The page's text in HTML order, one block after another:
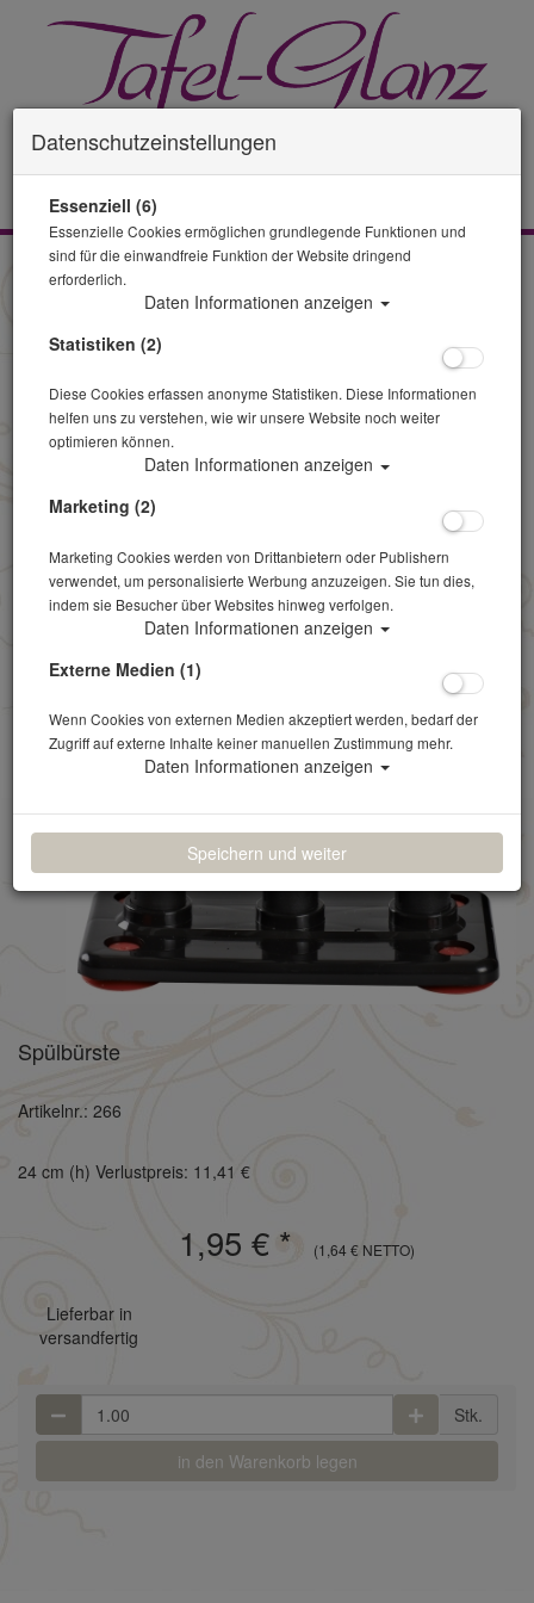
Zurück
Alle Artikel zeigen aus: Küche
Spülbürste
Artikelnr.: 266
24 cm (h) Verlustpreis: 11,41 €
1,95 € * (1,64 € NETTO)
Lieferbar in
versandfertig
Stk.
in den Warenkorb legen
Datenschutzeinstellungen
Essenziell (6)
Essenzielle Cookies ermöglichen grundlegende Funktionen und
sind für die einwandfreie Funktion der Website dringend
erforderlich.
Daten Informationen anzeigen
Statistiken (2)
Diese Cookies erfassen anonyme Statistiken. Diese Informationen
helfen uns zu verstehen, wie wir unsere Website noch weiter
optimieren können.
Daten Informationen anzeigen
Marketing (2)
Marketing Cookies werden von Drittanbietern oder Publishern
verwendet, um personalisierte Werbung anzuzeigen. Sie tun dies,
indem sie Besucher über Websites hinweg verfolgen.
Daten Informationen anzeigen
Externe Medien (1)
Wenn Cookies von externen Medien akzeptiert werden, bedarf der
Zugriff auf externe Inhalte keiner manuellen Zustimmung mehr.
Daten Informationen anzeigen
Speichern und weiter